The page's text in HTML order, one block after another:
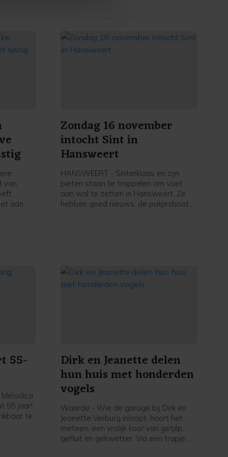
van
aan
Zondag 16 november
intocht Sint in
Hansweert
HANSWEERT - Sinterklaas en zijn
pieten staan te trappelen om voet
aan wal te zetten in Hansweert. Ze
hebben goed nieuws: de pakjesboot
verwelkomen met de bekende
sinterklaas-meezingers.
55-
Melodica
55 jaar!
te
Dirk en Jeanette delen
hun huis met honderden
vogels
Waarde - Wie de garage bij Dirk en
Jeanette Verburg inloopt, hoort het
meteen: een vrolijk koor van getjilp,
gefluit en gekwetter. Via een trapje